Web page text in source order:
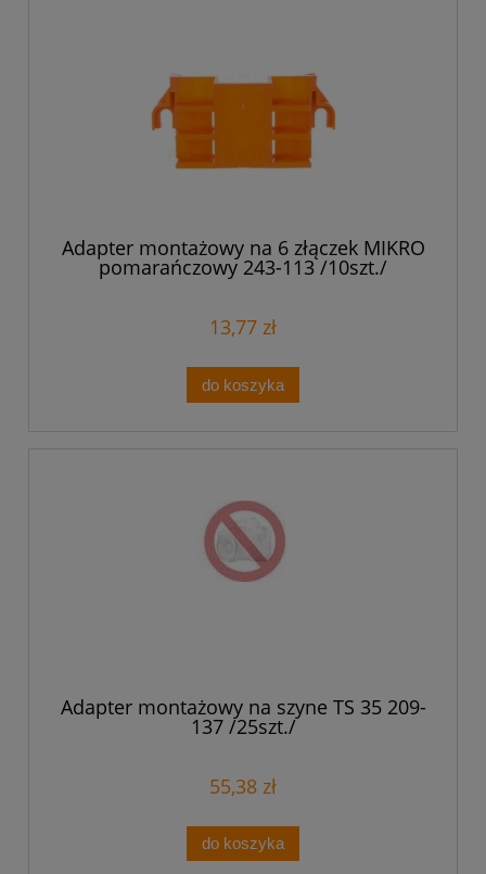
Adapter montażowy na 6 złączek MIKRO
pomarańczowy 243-113 /10szt./
13,77 zł
do koszyka
Adapter montażowy na szyne TS 35 209-
137 /25szt./
55,38 zł
do koszyka